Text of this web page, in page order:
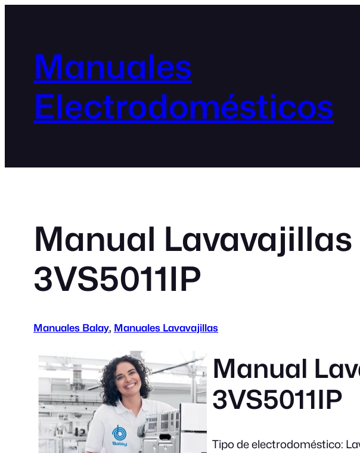
Manuales
Electrodomésticos
Manual
3VS5011IP
Manuales Balay, Manuales Lavavajillas
Manual
3VS5011IP
Tipo de electrodoméstico: